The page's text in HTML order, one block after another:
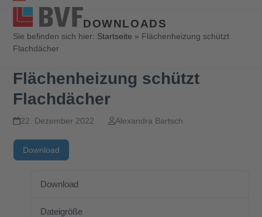
Open
mobile
menu
Close
mobile
menu
DOWNLOADS
Sie befinden sich hier: Startseite » Flächenheizung schützt
Flachdächer
Flächenheizung schützt
Flachdächer
22. Dezember 2022 Alexandra Bartsch
Download
Download
Dateigröße